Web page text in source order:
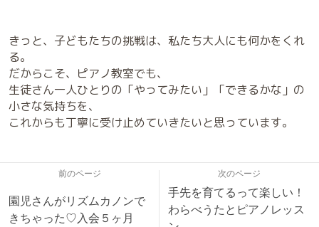
きっと、子どもたちの挑戦は、私たち大人にも何かをくれ
る。
だからこそ、ピアノ教室でも、
生徒さん一人ひとりの「やってみたい」「できるかな」の
小さな気持ちを、
これからも丁寧に受け止めていきたいと思っています。
前のページ
園児さんがリズムカノンで
きちゃった♡入会５ヶ月
次のページ
手先を育てるって楽しい！
わらべうたとピアノレッス